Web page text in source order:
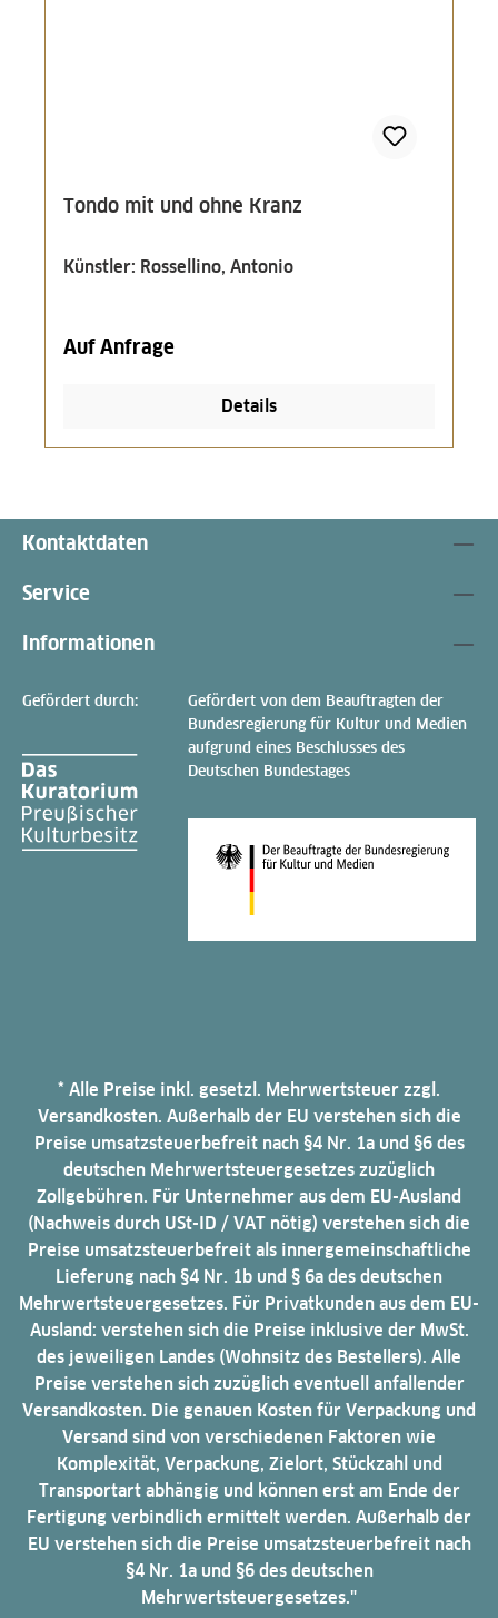
Tondo mit und ohne Kranz
Künstler: Rossellino, Antonio
Auf Anfrage
Details
Kontaktdaten
Service
Informationen
Gefördert durch:
Gefördert von dem Beauftragten der
Bundesregierung für Kultur und Medien
aufgrund eines Beschlusses des
Deutschen Bundestages
* Alle Preise inkl. gesetzl. Mehrwertsteuer zzgl.
Versandkosten. Außerhalb der EU verstehen sich die
Preise umsatzsteuerbefreit nach §4 Nr. 1a und §6 des
deutschen Mehrwertsteuergesetzes zuzüglich
Zollgebühren. Für Unternehmer aus dem EU-Ausland
(Nachweis durch USt-ID / VAT nötig) verstehen sich die
Preise umsatzsteuerbefreit als innergemeinschaftliche
Lieferung nach §4 Nr. 1b und § 6a des deutschen
Mehrwertsteuergesetzes. Für Privatkunden aus dem EU-
Ausland: verstehen sich die Preise inklusive der MwSt.
des jeweiligen Landes (Wohnsitz des Bestellers). Alle
Preise verstehen sich zuzüglich eventuell anfallender
Versandkosten. Die genauen Kosten für Verpackung und
Versand sind von verschiedenen Faktoren wie
Komplexität, Verpackung, Zielort, Stückzahl und
Transportart abhängig und können erst am Ende der
Fertigung verbindlich ermittelt werden. Außerhalb der
EU verstehen sich die Preise umsatzsteuerbefreit nach
§4 Nr. 1a und §6 des deutschen
Mehrwertsteuergesetzes."